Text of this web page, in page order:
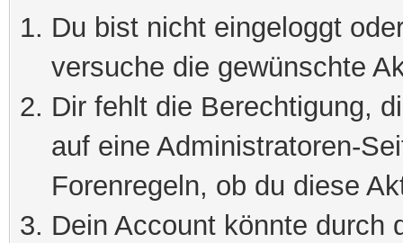
Du bist nicht eingeloggt
versuche die gewünschte
Dir fehlt die Berechtigung,
auf eine Administratoren-
Forenregeln, ob du diese
Dein Account könnte durch